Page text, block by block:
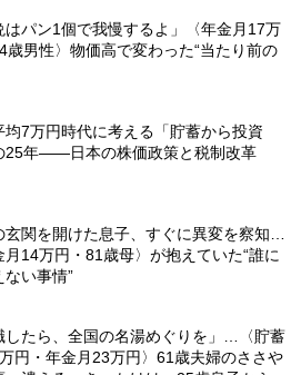
はパン1個で我慢するよ」〈年金月17万
歳男性〉物価高で変わった“当たり前の
均7万円時代に考える「貯蓄から投資
25年――日本の株価政策と税制改革
玄関を開けた息子、すぐに異変を察知…
月14万円・81歳母〉が抱えていた“誰に
ない事情”
したら、全国の名湯めぐりを」…〈貯蓄
円・年金月23万円〉61歳夫婦のささや